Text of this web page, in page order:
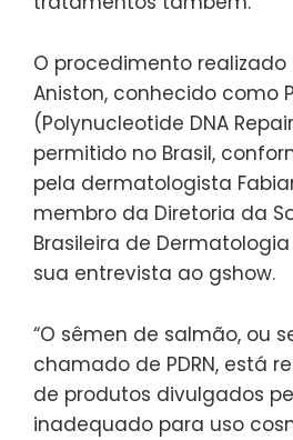
O procedimento realizado
Aniston, conhecido como
(Polynucleotide DNA
permitido no Brasil,
pela dermatologista
membro da Diretoria da
Brasileira de
sua entrevista ao gshow.
“O sêmen de salmão, ou
chamado de PDRN, está
de produtos divulgados
inadequado para uso